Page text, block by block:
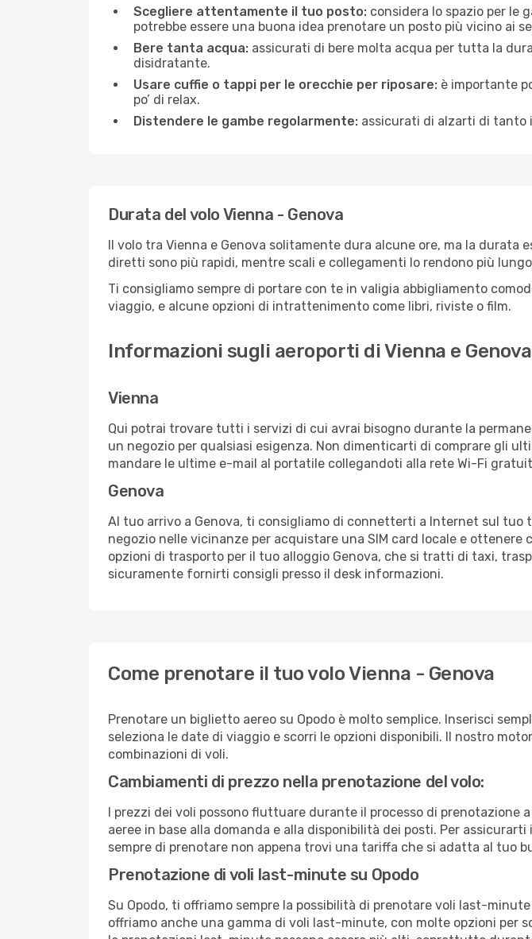
Scegliere attentamente il tuo posto: considera lo spazio per le
potrebbe essere una buona idea prenotare un posto più vicino ai
Bere tanta acqua: assicurati di bere molta acqua per tutta la
disidratante.
Usare cuffie o tappi per le orecchie per riposare: è importante
po’ di relax.
Distendere le gambe regolarmente: assicurati di alzarti di tanto
Durata del volo Vienna - Genova
Il volo tra Vienna e Genova solitamente dura alcune ore, ma la
diretti sono più rapidi, mentre scali e collegamenti lo rendono più
Ti consigliamo sempre di portare con te in valigia abbigliamento
viaggio, e alcune opzioni di intrattenimento come libri, riviste o film.
Informazioni sugli aeroporti di Vienna e Genova
Vienna
Qui potrai trovare tutti i servizi di cui avrai bisogno durante la
un negozio per qualsiasi esigenza. Non dimenticarti di comprare gli
mandare le ultime e-mail al portatile collegandoti alla rete Wi-Fi
Genova
Al tuo arrivo a Genova, ti consigliamo di connetterti a Internet sul tuo
negozio nelle vicinanze per acquistare una SIM card locale e
opzioni di trasporto per il tuo alloggio Genova, che si tratti di taxi,
sicuramente fornirti consigli presso il desk informazioni.
Come prenotare il tuo volo Vienna - Genova
Prenotare un biglietto aereo su Opodo è molto semplice. Inserisci
seleziona le date di viaggio e scorri le opzioni disponibili. Il nostro
combinazioni di voli.
Cambiamenti di prezzo nella prenotazione del volo:
I prezzi dei voli possono fluttuare durante il processo di
aeree in base alla domanda e alla disponibilità dei posti. Per
sempre di prenotare non appena trovi una tariffa che si adatta al tuo
Prenotazione di voli last-minute su Opodo
Su Opodo, ti offriamo sempre la possibilità di prenotare voli last-
offriamo anche una gamma di voli last-minute, con molte opzioni per